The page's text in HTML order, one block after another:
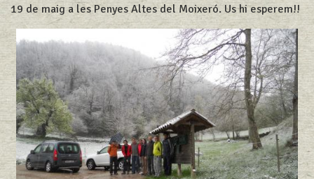
19 de maig a les Penyes Altes del Moixeró. Us hi esperem!!